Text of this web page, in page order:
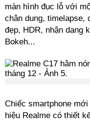
màn hình đục lỗ với
chân dung, timelapse,
đẹp, HDR, nhận dạng
Bokeh...
Chiếc smartphone
hiệu Realme có thiết